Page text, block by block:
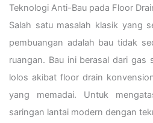
Teknologi Anti-Bau pada Floor
Salah satu masalah klasik yang
pembuangan adalah bau tidak
ruangan. Bau ini berasal dari gas
lolos akibat floor drain
yang memadai. Untuk
saringan lantai modern dengan